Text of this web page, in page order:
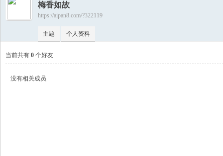
爱盘›
梅香如故
https://aipan8.com/?322119
主题 个人资料
当前共有 0 个好友
没有相关成员